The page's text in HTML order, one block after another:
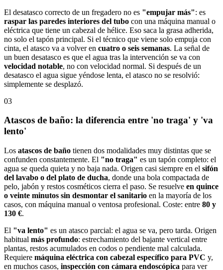
El desatasco correcto de un fregadero no es "empujar más": es
raspar las paredes interiores del tubo con una máquina manual o
eléctrica que tiene un cabezal de hélice. Eso saca la grasa adherida,
no solo el tapón principal. Si el técnico que viene solo empuja con
cinta, el atasco va a volver en cuatro o seis semanas. La señal de
un buen desatasco es que el agua tras la intervención se va con
velocidad notable, no con velocidad normal. Si después de un
desatasco el agua sigue yéndose lenta, el atasco no se resolvió:
simplemente se desplazó.
03
Atascos de baño: la diferencia entre 'no traga' y 'va
lento'
Los atascos de baño tienen dos modalidades muy distintas que se
confunden constantemente. El "no traga" es un tapón completo: el
agua se queda quieta y no baja nada. Origen casi siempre en el sifón
del lavabo o del plato de ducha, donde una bola compactada de
pelo, jabón y restos cosméticos cierra el paso. Se resuelve en quince
o veinte minutos sin desmontar el sanitario en la mayoría de los
casos, con máquina manual o ventosa profesional. Coste: entre 80 y
130 €.
El "va lento" es un atasco parcial: el agua se va, pero tarda. Origen
habitual más profundo: estrechamiento del bajante vertical entre
plantas, restos acumulados en codos o pendiente mal calculada.
Requiere máquina eléctrica con cabezal específico para PVC y,
en muchos casos, inspección con cámara endoscópica para ver